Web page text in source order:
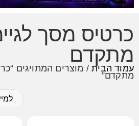
כרטיס מסך
מתקדם
עמוד הבית/ מוצרים המתויגים
מתקדם”